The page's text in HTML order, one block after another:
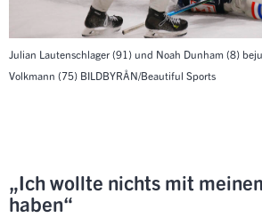
Julian Lautenschlager (91) und Noah Dunham (8)
Volkmann (75) BILDBYRÅN/Beautiful Sports
„Ich wollte nichts mit
haben“